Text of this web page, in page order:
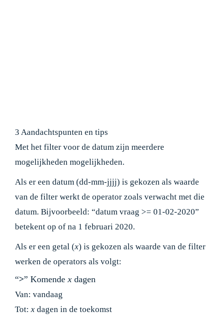
3 Aandachtspunten en tips
Met het filter voor de datum zijn meerdere
mogelijkheden mogelijkheden.
Als er een datum (dd-mm-jjjj) is gekozen als waarde
van de filter werkt de operator zoals verwacht met die
datum. Bijvoorbeeld: “datum vraag >= 01-02-2020”
betekent op of na 1 februari 2020.
Als er een getal (x) is gekozen als waarde van de filter
werken de operators als volgt:
“>” Komendex dagen
Van: vandaag
Tot:x dagen in de toekomst